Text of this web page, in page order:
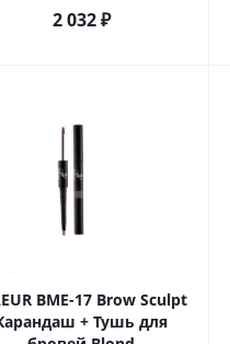
2 032₽
BME-17 Brow Sculpt
+ Тушь для